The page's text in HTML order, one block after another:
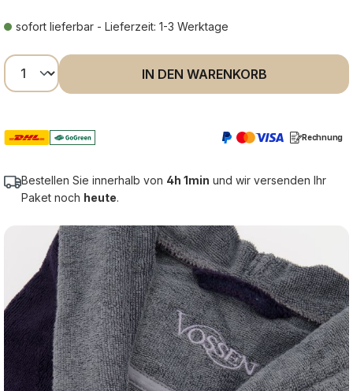
sofort lieferbar - Lieferzeit: 1-3 Werktage
Produkt Anzahl: Gib den gewünschten
IN DEN WARENKORB
Rechnung
Bestellen Sie innerhalb von 4h 1min und wir versenden Ihr
Paket noch heute.